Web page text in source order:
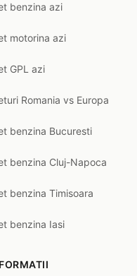
benzina azi
motorina azi
GPL azi
Romania vs Europa
benzina Bucuresti
benzina Cluj-Napoca
benzina Timisoara
benzina Iasi